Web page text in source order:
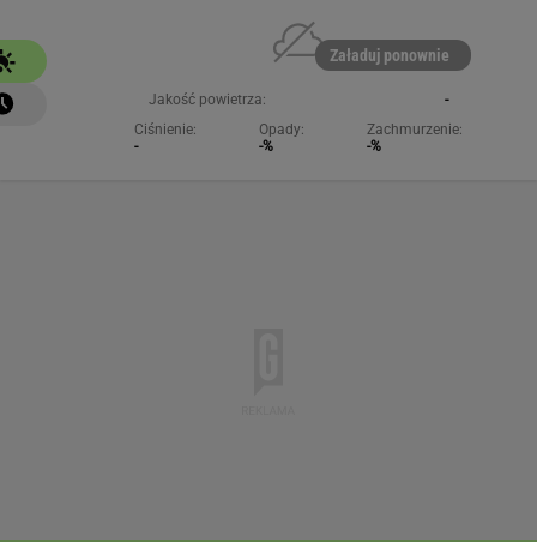
Załaduj ponownie
Jakość powietrza:
-
Ciśnienie:
-
Opady:
-%
Zachmurzenie:
-%